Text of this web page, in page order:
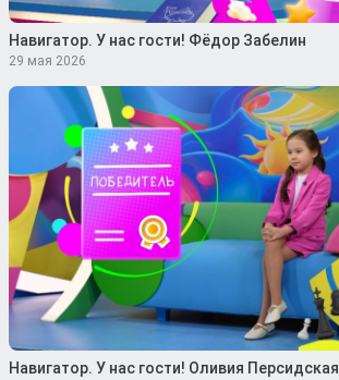
Навигатор. У нас гости! Фёдор Забелин
29 мая 2026
Навигатор. У нас гости! Оливия Персидская